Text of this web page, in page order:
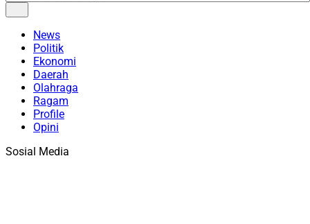
News
Politik
Ekonomi
Daerah
Olahraga
Ragam
Profile
Opini
Sosial Media